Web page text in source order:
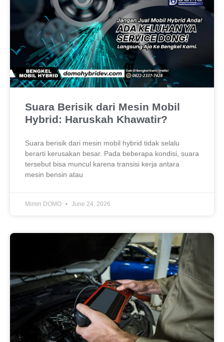
Suara Berisik dari Mesin Mobil
Hybrid: Haruskah Khawatir?
Suara berisik dari mesin mobil hybrid tidak selalu
berarti kerusakan besar. Pada beberapa kondisi, suara
tersebut bisa muncul karena transisi kerja antara
mesin bensin atau
Mimin DOMO June 24, 2026